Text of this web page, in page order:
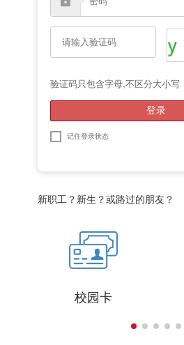
新职工？新生？或路过的朋友？
校园卡